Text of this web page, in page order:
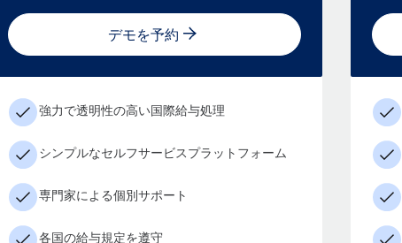
デモを予約
強力で透明性の高い国際給与処理
シンプルなセルフサービスプラットフォーム
専門家による個別サポート
各国の給与規定を遵守